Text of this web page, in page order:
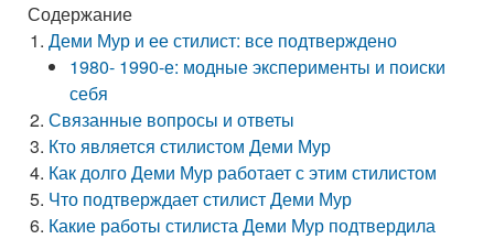
Содержание
Деми Мур и ее стилист: все подтверждено
1980- 1990-е: модные эксперименты и поиски
себя
Связанные вопросы и ответы
Кто является стилистом Деми Мур
Как долго Деми Мур работает с этим стилистом
Что подтверждает стилист Деми Мур
Какие работы стилиста Деми Мур подтвердила